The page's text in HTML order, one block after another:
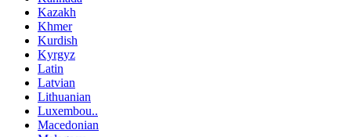
Kazakh
Khmer
Kurdish
Kyrgyz
Latin
Latvian
Lithuanian
Luxembou..
Macedonian